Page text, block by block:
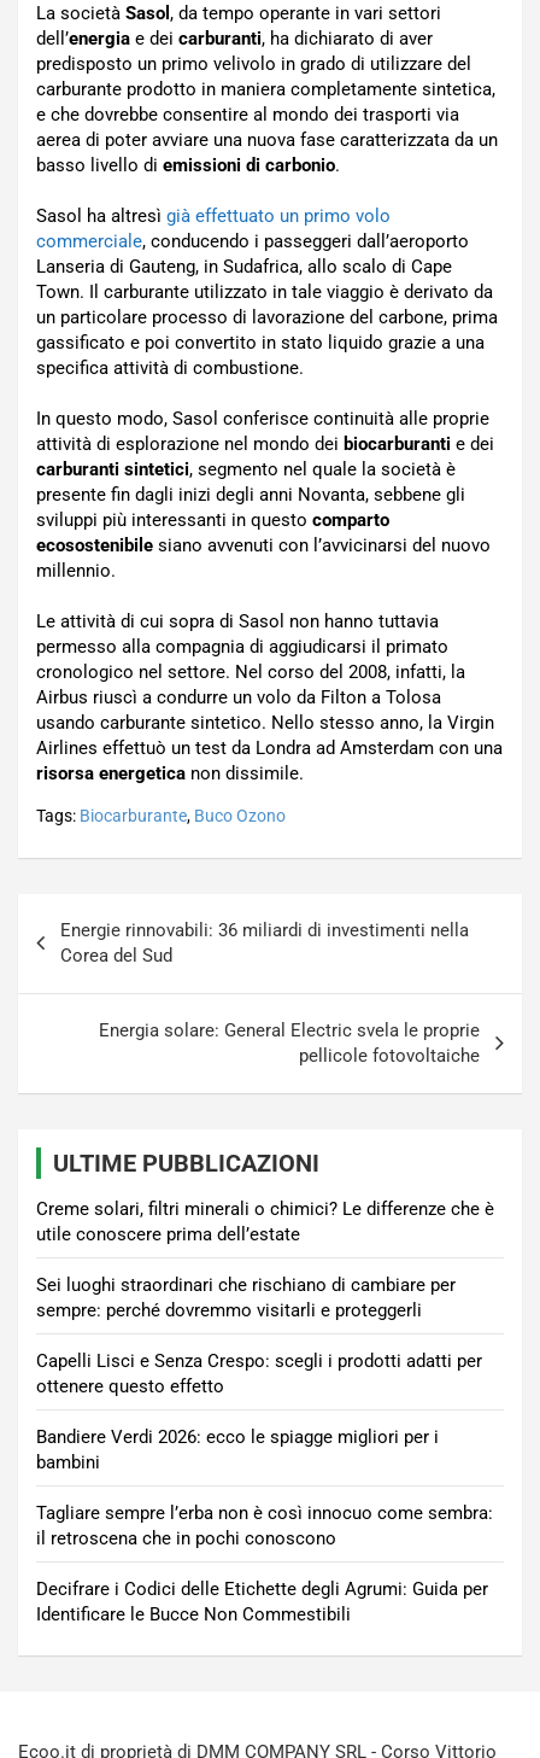
La società Sasol , da tempo operante in vari settori
dell’energia e dei carburanti, ha dichiarato di aver
predisposto un primo velivolo in grado di utilizzare del
carburante prodotto in maniera completamente sintetica,
e che dovrebbe consentire al mondo dei trasporti via
aerea di poter avviare una nuova fase caratterizzata da un
basso livello di emissioni di carbonio.
Sasol ha altresì già effettuato un primo volo
commerciale, conducendo i passeggeri dall’aeroporto
Lanseria di Gauteng, in Sudafrica, allo scalo di Cape
Town. Il carburante utilizzato in tale viaggio è derivato da
un particolare processo di lavorazione del carbone, prima
gassificato e poi convertito in stato liquido grazie a una
specifica attività di combustione.
In questo modo, Sasol conferisce continuità alle proprie
attività di esplorazione nel mondo dei biocarburanti e dei
carburanti sintetici, segmento nel quale la società è
presente fin dagli inizi degli anni Novanta, sebbene gli
sviluppi più interessanti in questo comparto
ecosostenibile siano avvenuti con l’avvicinarsi del nuovo
millennio.
Le attività di cui sopra di Sasol non hanno tuttavia
permesso alla compagnia di aggiudicarsi il primato
cronologico nel settore. Nel corso del 2008, infatti, la
Airbus riuscì a condurre un volo da Filton a Tolosa
usando carburante sintetico. Nello stesso anno, la Virgin
Airlines effettuò un test da Londra ad Amsterdam con una
risorsa energetica non dissimile.
Tags: Biocarburante, Buco Ozono
articoli
Energie rinnovabili: 36 miliardi di investimenti nella
Corea del Sud
Energia solare: General Electric svela le proprie
pellicole fotovoltaiche
ULTIME PUBBLICAZIONI
Creme solari, filtri minerali o chimici? Le differenze che è
utile conoscere prima dell’estate
Sei luoghi straordinari che rischiano di cambiare per
sempre: perché dovremmo visitarli e proteggerli
Capelli Lisci e Senza Crespo: scegli i prodotti adatti per
ottenere questo effetto
Bandiere Verdi 2026: ecco le spiagge migliori per i
bambini
Tagliare sempre l’erba non è così innocuo come sembra:
il retroscena che in pochi conoscono
Decifrare i Codici delle Etichette degli Agrumi: Guida per
Identificare le Bucce Non Commestibili
Ecoo.it di proprietà di DMM COMPANY SRL - Corso Vittorio